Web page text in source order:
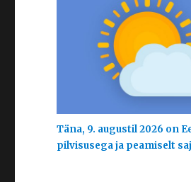
Täna, 9. augustil 2026 on
pilvisusega ja peamiselt